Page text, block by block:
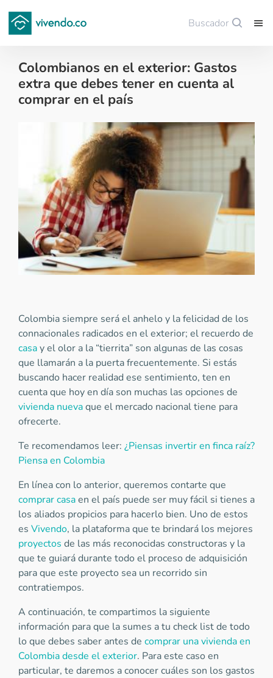
Buscador
Colombianos en el exterior: Gastos
extra que debes tener en cuenta al
comprar en el país
Colombianos en el exterior - 2021-08-12
Colombia siempre será el anhelo y la felicidad de los
connacionales radicados en el exterior; el recuerdo de
casay el olor a la “tierrita” son algunas de las cosas
que llamarán a la puerta frecuentemente. Si estás
buscando hacer realidad ese sentimiento, ten en
cuenta que hoy en día son muchas las opciones de
vivienda nuevaque el mercado nacional tiene para
ofrecerte.
Te recomendamos leer: ¿Piensas invertir en finca raíz?
Piensa en Colombia
En línea con lo anterior, queremos contarte que
comprar casaen el país puede ser muy fácil si tienes a
los aliados propicios para hacerlo bien. Uno de estos
es Vivendo, la plataforma que te brindará los mejores
proyectos de las más reconocidas constructoras y la
que te guiará durante todo el proceso de adquisición
para que este proyecto sea un recorrido sin
contratiempos.
A continuación, te compartimos la siguiente
información para que la sumes a tu check list de todo
lo que debes saber antes de comprar una vivienda en
Colombia desde el exterior. Para este caso en
particular, te daremos a conocer cuáles son los gastos
Guardar